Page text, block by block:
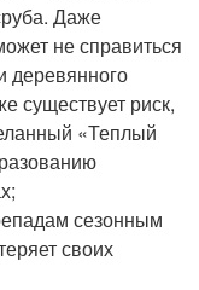
Даже
не справиться
деревянного
существует риск,
«Теплый
сезонным
своих